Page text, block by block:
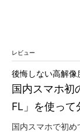
レビュー
国内スマホ
FL」を使って
後悔しない高解像
国内スマホで初